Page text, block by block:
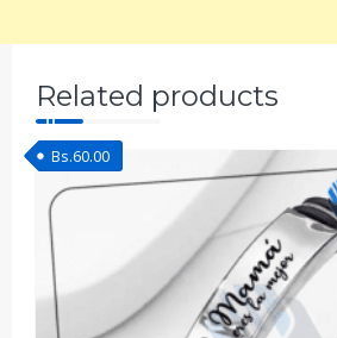
Related products
Bs.60.00